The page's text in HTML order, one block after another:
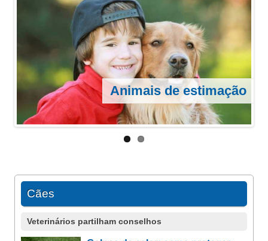
Animais de estimação
Como preparar a chegada do
animal de estimação desde os
primeiros momentos
Cães
Veterinários partilham conselhos